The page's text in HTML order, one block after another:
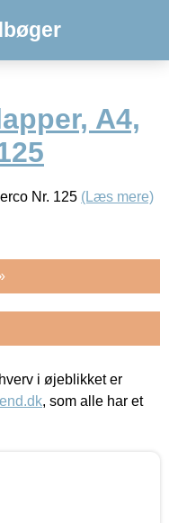
A4,
Nr. 125 (Læs mere)
i øjeblikket er
, som alle har et